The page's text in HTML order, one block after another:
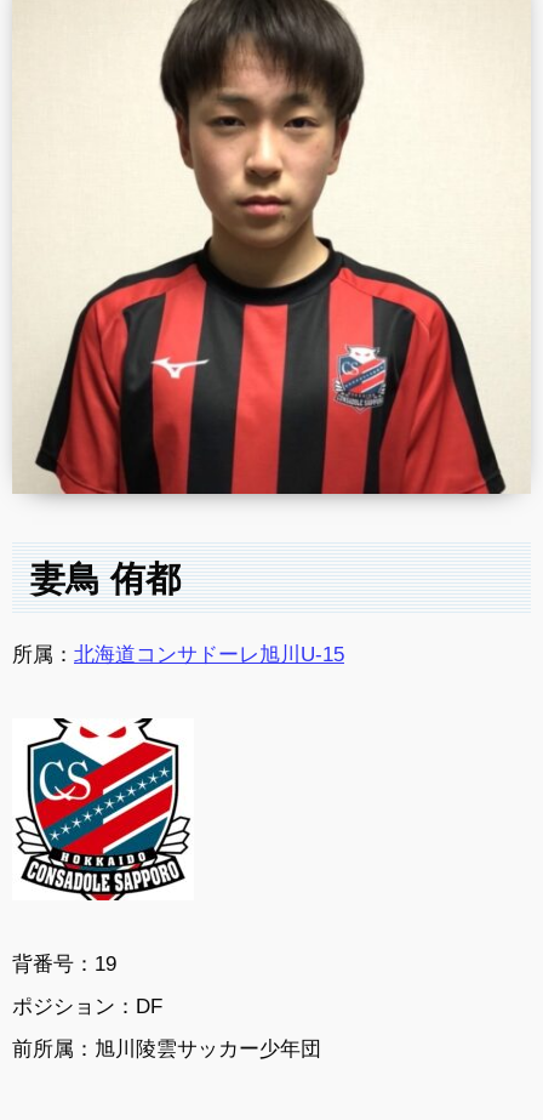
妻鳥 侑都
所属： 北海道コンサドーレ旭川U-15
背番号：19
ポジション： DF
前所属： 旭川陵雲サッカー少年団